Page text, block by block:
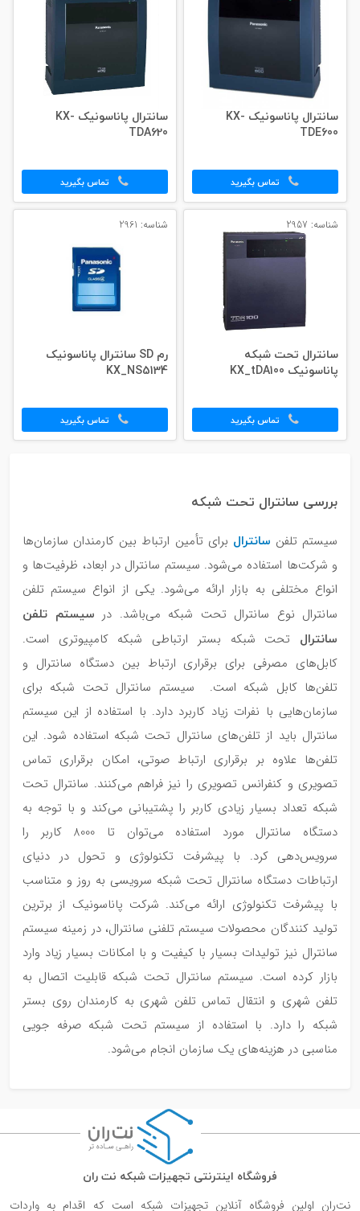
سانترال پاناسونیک KX-
TDE600
تماس بگیرید
سانترال پاناسونیک KX-
TDA620
تماس بگیرید
شناسه: 2957
سانترال تحت شبکه
پاناسونیک KX_tDA100
تماس بگیرید
شناسه: 2961
رم SD سانترال پاناسونیک
KX_NS5134
تماس بگیرید
بررسی سانترال تحت شبکه
سیستم تلفن سانترال برای تأمین ارتباط بین کارمندان سازمان‌ها
و شرکت‌ها استفاده می‌شود. سیستم سانترال در ابعاد، ظرفیت‌ها و
انواع مختلفی به بازار ارائه می‌شود. یکی از انواع سیستم تلفن
سانترال نوع سانترال تحت شبکه می‌باشد. در سیستم تلفن
سانترال تحت شبکه بستر ارتباطی شبکه کامپیوتری است.
کابل‌های مصرفی برای برقراری ارتباط بین دستگاه سانترال و
تلفن‌ها کابل شبکه است. سیستم سانترال تحت شبکه برای
سازمان‌هایی با نفرات زیاد کاربرد دارد. با استفاده از این سیستم
سانترال باید از تلفن‌های سانترال تحت شبکه استفاده شود. این
تلفن‌ها علاوه بر برقراری ارتباط صوتی، امکان برقراری تماس
تصویری و کنفرانس تصویری را نیز فراهم می‌کنند. سانترال تحت
شبکه تعداد بسیار زیادی کاربر را پشتیبانی می‌کند و با توجه به
دستگاه سانترال مورد استفاده می‌توان تا 8000 کاربر را
سرویس‌دهی کرد. با پیشرفت تکنولوژی و تحول در دنیای
ارتباطات دستگاه سانترال تحت شبکه سرویسی به روز و متناسب
با پیشرفت تکنولوژی ارائه می‌کند. شرکت پاناسونیک از برترین
تولید کنندگان محصولات سیستم تلفنی سانترال، در زمینه سیستم
سانترال نیز تولیدات بسیار با کیفیت و با امکانات بسیار زیاد وارد
بازار کرده است. سیستم سانترال تحت شبکه قابلیت اتصال به
تلفن شهری و انتقال تماس تلفن شهری به کارمندان روی بستر
شبکه را دارد. با استفاده از سیستم تحت شبکه صرفه جویی
مناسبی در هزینه‌های یک سازمان انجام می‌شود.
فروشگاه اینترنتی تجهیزات شبکه نت ران
نت‌ران اولین فروشگاه آنلاین تجهیزات شبکه است که اقدام به واردات